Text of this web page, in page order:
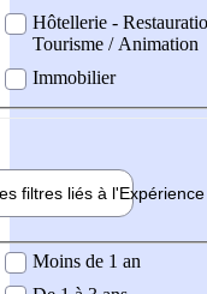
Hôtellerie -
Tourisme / Animation
Immobilier
filtres liés à l'Expérience
demandée
Moins de 1 an